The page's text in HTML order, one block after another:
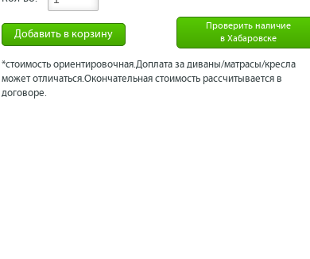
Проверить наличие
в Хабаровске
Добавить в корзину
*стоимость ориентировочная.Доплата за диваны/матрасы/кресла
может отличаться.Окончательная стоимость рассчитывается в
договоре.